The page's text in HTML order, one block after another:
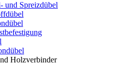
und Spreizdübel
Holzverbinder